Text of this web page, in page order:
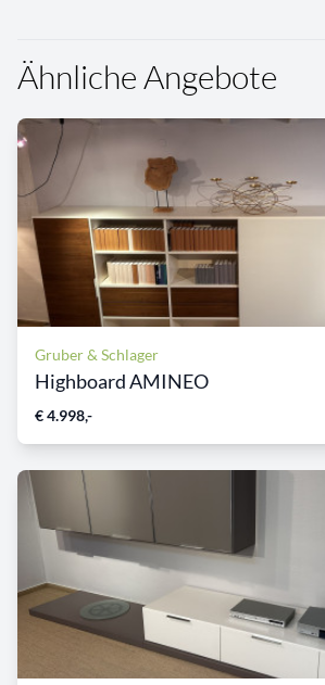
Ähnliche Angebote
Gruber & Schlager
Highboard AMINEO
€ 4.998,-